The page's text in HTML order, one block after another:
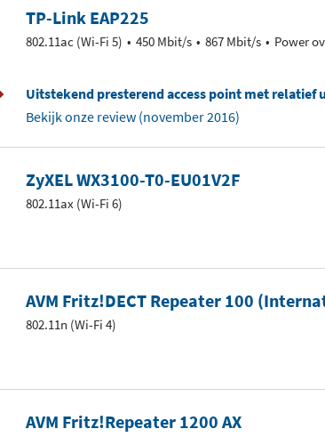
TP-Link EAP225
802.11ac (Wi-Fi 5) 450 Mbit/s 867 Mbit/s Power
Uitstekend presterend access point met
Bekijk onze review (november 2016)
ZyXEL WX3100-T0-EU01V2F
802.11ax (Wi-Fi 6)
AVM Fritz!DECT Repeater 100
802.11n (Wi-Fi 4)
AVM Fritz!Repeater 1200 AX